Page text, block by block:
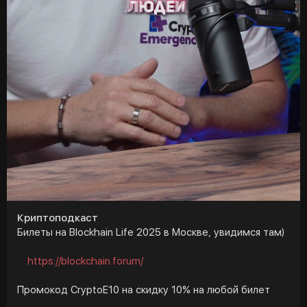
y
Криптоподкаст
Билеты на Blockhain Life 2025 в Москве, увидимся там)
https://blockchain.forum/
Промокод CryptoE10 на скидку 10% на любой билет